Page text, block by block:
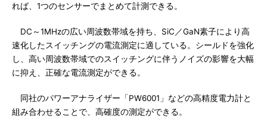
れば、1つのセンサーでまとめて計測できる。
DC～1MHzの広い周波数帯域を持ち、SiC／GaN素子により高
速化したスイッチングの電流測定に適している。シールドを強化
し、高い周波数帯域でのスイッチングに伴うノイズの影響を大幅
に抑え、正確な電流測定ができる。
同社のパワーアナライザー「PW6001」などの高精度電力計と
組み合わせることで、高確度の測定ができる。